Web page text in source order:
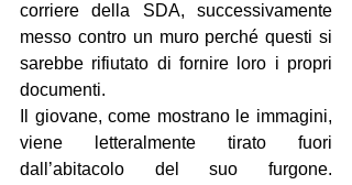
corriere della SDA, successivamente
messo contro un muro perché questi si
sarebbe rifiutato di fornire loro i propri
documenti.
Il giovane, come mostrano le immagini,
viene letteralmente tirato fuori
dall’abitacolo del suo furgone.